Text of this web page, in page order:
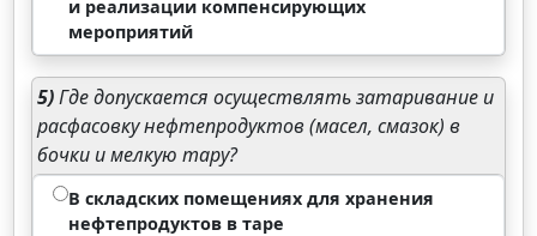
и реализации компенсирующих
мероприятий
5)Где допускается осуществлять затаривание и
расфасовку нефтепродуктов (масел, смазок) в
бочки и мелкую тару?
В складских помещениях для хранения
нефтепродуктов в таре